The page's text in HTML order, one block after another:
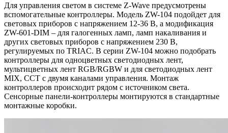
Для управления светом в системе Z-Wave предусмотрены
вспомогательные контроллеры. Модель ZW-104 подойдет для
световых приборов с напряжением 12-36 В, а модификация
ZW-601-DIM – для галогенных ламп, ламп накаливания и
других световых приборов с напряжением 230 В,
регулируемых по TRIAC. В серии ZW-104 можно подобрать
контроллеры для одноцветных светодиодных лент,
мультицветных лент RGB/RGBW и для светодиодных лент
MIX, CCT с двумя каналами управления. Монтаж
контроллеров происходит рядом с источником света.
Сенсорные панели-контроллеры монтируются в стандартные
монтажные коробки.